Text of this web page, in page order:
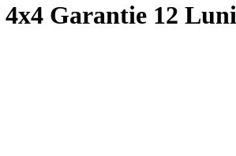
Garantie 12